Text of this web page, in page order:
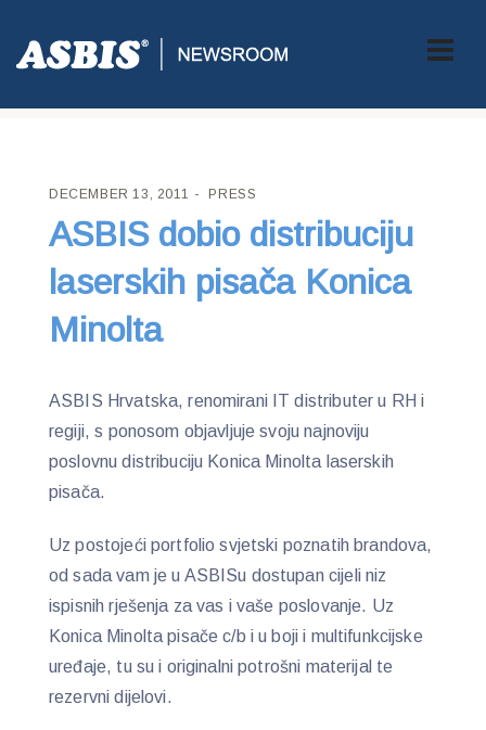
ASBIS CROATIA PRESS> ASBIS DOBIO DISTRIBUCIJU
LASERSKIH PISAČA KONICA MINOLTA
DECEMBER 13, 2011 PRESS
ASBIS dobio distribuciju
laserskih pisača Konica
Minolta
ASBIS Hrvatska, renomirani IT distributer u RH i
regiji, s ponosom objavljuje svoju najnoviju
poslovnu distribuciju Konica Minolta laserskih
pisača.
Uz postojeći portfolio svjetski poznatih brandova,
od sada vam je u ASBISu dostupan cijeli niz
ispisnih rješenja za vas i vaše poslovanje. Uz
Konica Minolta pisače c/b i u boji i multifunkcijske
uređaje, tu su i originalni potrošni materijal te
rezervni dijelovi.